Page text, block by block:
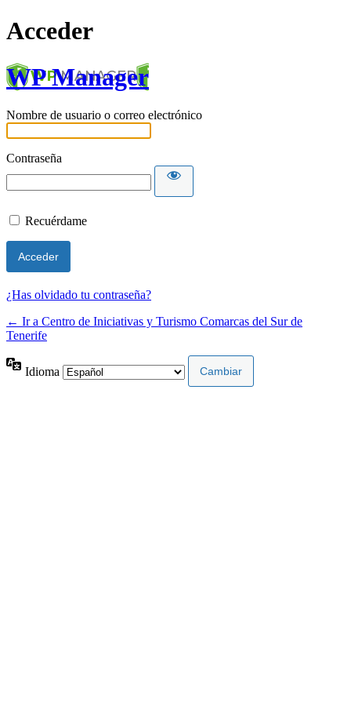
Acceder
WP Manager
Nombre de usuario o correo electrónico
Contraseña
Recuérdame
¿Has olvidado tu contraseña?
← Ir a Centro de Iniciativas y Turismo Comarcas del Sur de
Tenerife
Idioma